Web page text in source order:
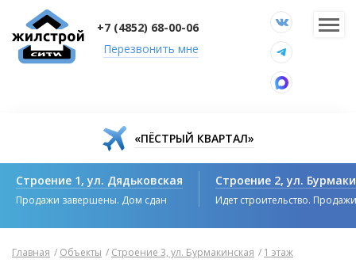
+7 (4852) 68-00-06
Перезвонить мне
«ПЁСТРЫЙ КВАРТАЛ»
Строение 1, ул. Дядьковская
Продажи завершены. Дом сдан
Строение 2, ул.
Идет строительство.
Главная / Объекты / Строение 3, ул. Бурмакинская / 1 этаж